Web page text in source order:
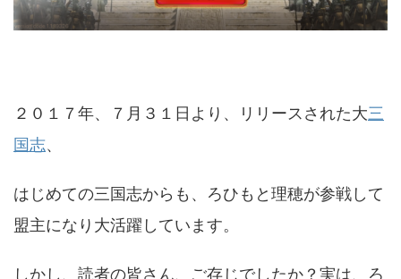
２０１７年、７月３１日より、リリースされた大三
国志、
はじめての三国志からも、ろひもと理穂が参戦して
盟主になり大活躍しています。
しかし、読者の皆さん、ご存じでしたか？実は、ろ